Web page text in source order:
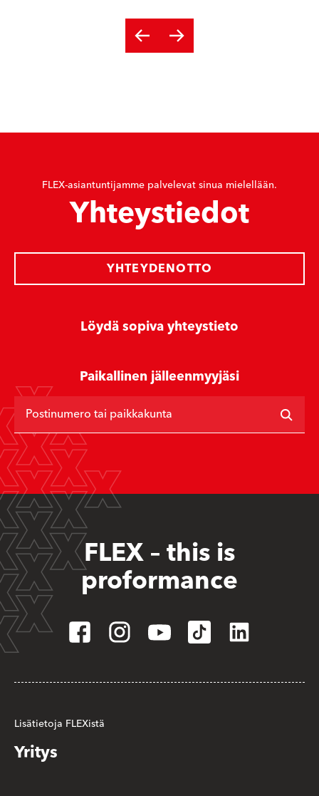
FLEX-asiantuntijamme palvelevat sinua mielellään.
Yhteystiedot
Löydä sopiva yhteystieto
YHTEYDENOTTO
Paikallinen jälleenmyyjäsi
Postinumero tai paikkakunta
FLEX – this is
proformance
Lisätietoja FLEXistä
Yritys